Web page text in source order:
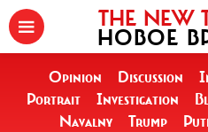
THE NEW
НОВОЕ
Opinion Discussion
Portrait
Investigation
Navalny
Trump